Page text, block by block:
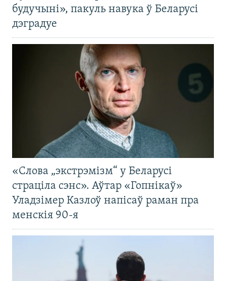
будучыні», пакуль навука ў Беларусі
дэградуе
«Слова „экстрэмізм“ у Беларусі
страціла сэнс». Аўтар «Гопнікаў»
Уладзімер Казлоў напісаў раман пра
менскія 90-я